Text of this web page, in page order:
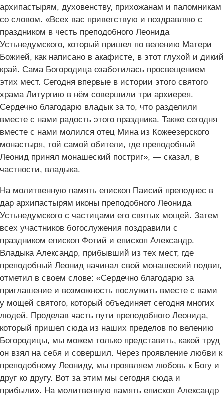
архипастырям, духовенству, прихожанам и паломникам
со словом. «Всех вас приветствую и поздравляю с
праздником в честь преподобного Леонида
Устьнедумского, который пришел по велению Матери
Божией, как написано в акафисте, в этот глухой и дикий
край. Сама Богородица озаботилась просвещением
этих мест. Сегодня впервые в истории этого святого
храма Литургию в нём совершили три архиерея.
Сердечно благодарю владык за то, что разделили
вместе с нами радость этого праздника. Также сегодня
вместе с нами молился отец Мина из Кожеезерского
монастыря, той самой обители, где преподобный
Леонид принял монашеский постриг», — сказал, в
частности, владыка.
На молитвенную память епископ Паисий преподнес в
дар архипастырям иконы преподобного Леонида
Устьнедумского с частицами его святых мощей. Затем
всех участников богослужения поздравили с
праздником епископ Фотий и епископ Александр.
Владыка Александр, прибывший из тех мест, где
преподобный Леонид начинал свой монашеский подвиг,
отметил в своем слове: «Сердечно благодарю за
приглашение и возможность послужить вместе с вами
у мощей святого, который объединяет сегодня многих
людей. Проделав часть пути преподобного Леонида,
который пришел сюда из наших пределов по велению
Богородицы, мы можем только представить, какой труд
он взял на себя и совершил. Через проявление любви к
преподобному Леониду, мы проявляем любовь к Богу и
друг ко другу. Вот за этим мы сегодня сюда и
прибыли». На молитвенную память епископ Александр